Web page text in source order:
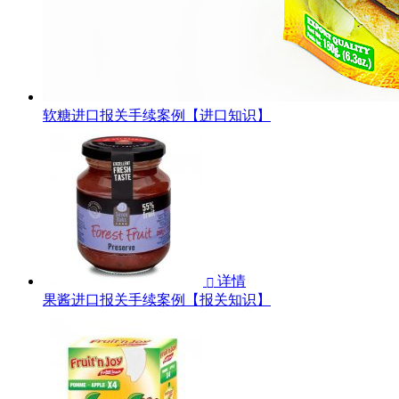
软糖进口报关手续案例【进口知识】
 详情
果酱进口报关手续案例【报关知识】